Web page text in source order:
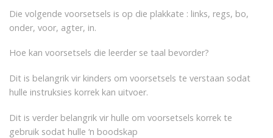
Die volgende voorsetsels is op die plakkate : links, regs, bo,
onder, voor, agter, in.
Hoe kan voorsetsels die leerder se taal bevorder?
Dit is belangrik vir kinders om voorsetsels te verstaan sodat
hulle instruksies korrek kan uitvoer.
Dit is verder belangrik vir hulle om voorsetsels korrek te
gebruik sodat hulle ‘n boodskap